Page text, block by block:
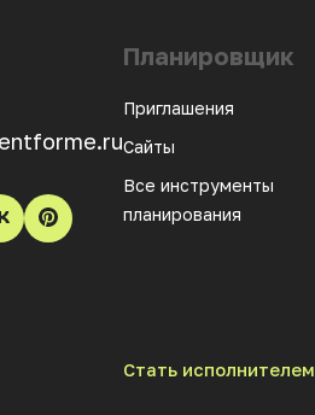
Планировщик
Приглашения
Сайты
Все инструменты
планирования
Стать исполнителем